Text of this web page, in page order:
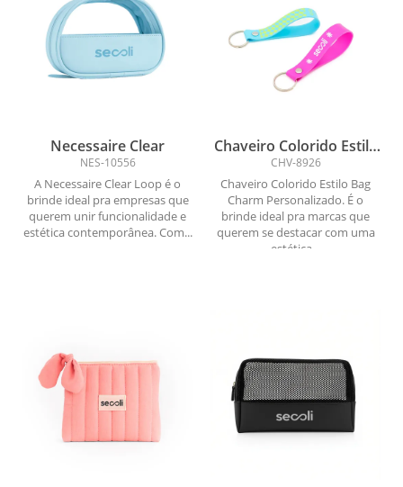
Necessaire Clear
NES-10556
A Necessaire Clear Loop é o
brinde ideal pra empresas que
querem unir funcionalidade e
estética contemporânea. Com...
Chaveiro Colorido Estilo
Bag Charm
Personalizado
CHV-8926
Chaveiro Colorido Estilo Bag
Charm Personalizado. É o
brinde ideal pra marcas que
querem se destacar com uma
estética...